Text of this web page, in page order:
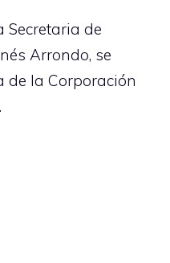
Secretaria de
Arrondo, se
de la Corporación